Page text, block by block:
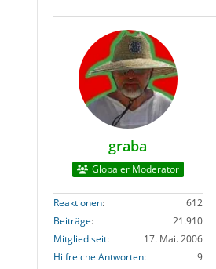
graba
Globaler Moderator
Reaktionen
612
Beiträge
21.910
Mitglied seit
17. Mai. 2006
Hilfreiche Antworten
9